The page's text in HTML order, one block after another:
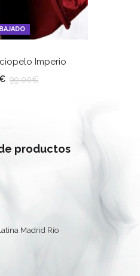
Imperio
€ 99,00€
productos
Madrid Río